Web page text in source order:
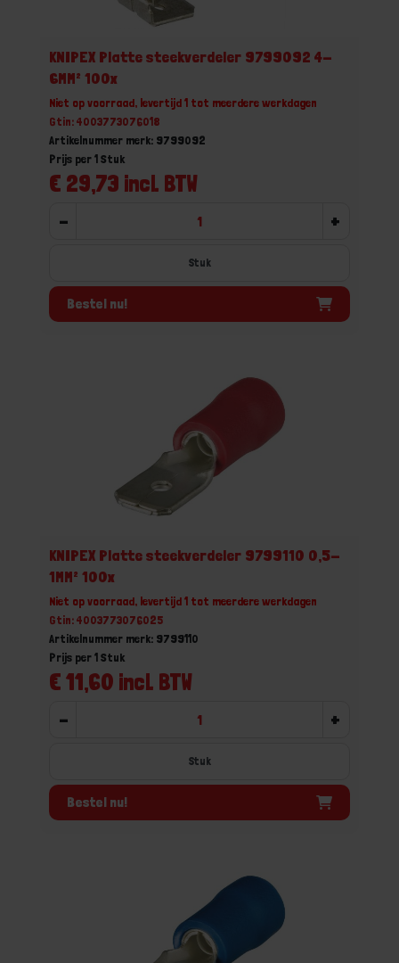
KNIPEX Platte steekverdeler 9799092 4-
6MM² 100x
Niet op voorraad, levertijd 1 tot meerdere werkdagen
Gtin: 4003773076018
Artikelnummer merk: 9799092
€ 29,73 incl. BTW
Prijs per 1 Stuk
- +
Stuk
Bestel nu!
KNIPEX Platte steekverdeler 9799110 0,5-
1MM² 100x
Niet op voorraad, levertijd 1 tot meerdere werkdagen
Gtin: 4003773076025
Artikelnummer merk: 9799110
€ 11,60 incl. BTW
Prijs per 1 Stuk
- +
Stuk
Bestel nu!